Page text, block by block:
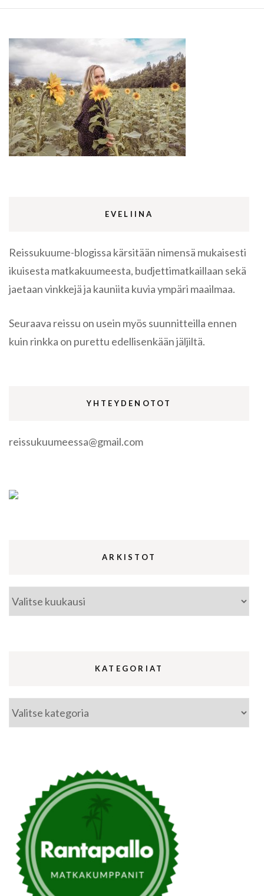
EVELIINA
Reissukuume-blogissa kärsitään nimensä mukaisesti
ikuisesta matkakuumeesta, budjettimatkaillaan sekä
jaetaan vinkkejä ja kauniita kuvia ympäri maailmaa.
Seuraava reissu on usein myös suunnitteilla ennen
kuin rinkka on purettu edellisenkään jäljiltä.
YHTEYDENOTOT
reissukuumeessa@gmail.com
ARKISTOT
Arkistot
KATEGORIAT
Kategoriat